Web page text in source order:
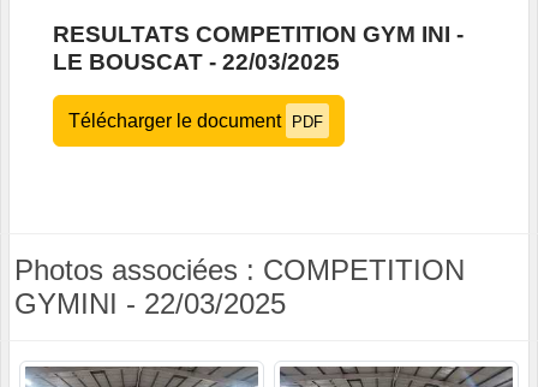
RESULTATS COMPETITION GYM INI -
LE BOUSCAT - 22/03/2025
Télécharger le document PDF
Photos associées : COMPETITION
GYMINI - 22/03/2025